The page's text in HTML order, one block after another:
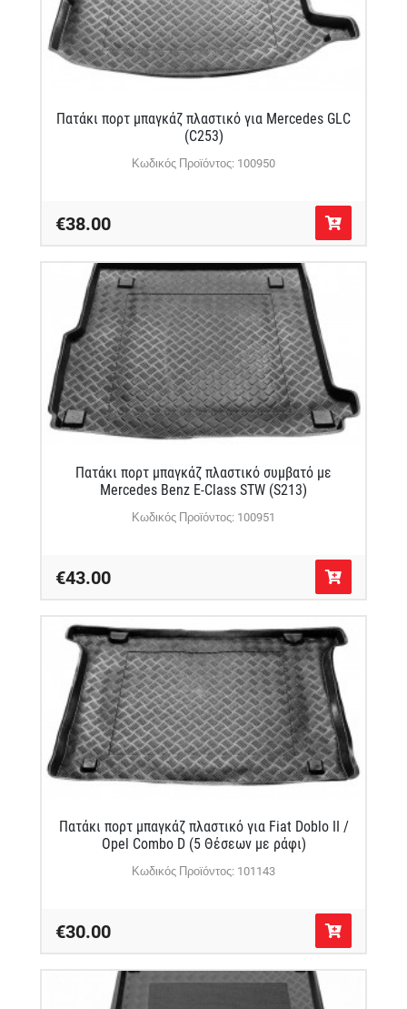
Πατάκι πορτ μπαγκάζ πλαστικό για Mercedes GLC
(C253)
Κωδικός Προϊόντος: 100950
€38.00
Πατάκι πορτ μπαγκάζ πλαστικό συμβατό με
Mercedes Benz E-Class STW (S213)
Κωδικός Προϊόντος: 100951
€43.00
Πατάκι πορτ μπαγκάζ πλαστικό για Fiat Doblo II /
Opel Combo D (5 Θέσεων με ράφι)
Κωδικός Προϊόντος: 101143
€30.00